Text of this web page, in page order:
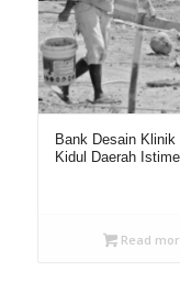
Bank Desain
Kidul Daerah
Read